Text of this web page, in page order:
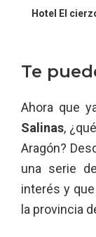
Hotel El
Te
Ahora que
Salinas,
Aragón?
una serie
interés y
la provincia